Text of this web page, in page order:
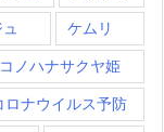
ケムリ
コノハナサクヤ姫
ロナウイルス予防